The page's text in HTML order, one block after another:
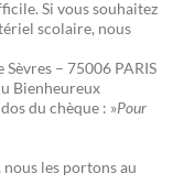
Si vous souhaitez
scolaire, nous
– 75006 PARIS
Bienheureux
du chèque : »Pour
, nous les portons au